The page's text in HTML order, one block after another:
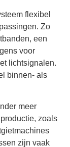
flexibel
Zo
een
voor
lichtsignalen.
binnen- als
meer
zoals
zijn vaak